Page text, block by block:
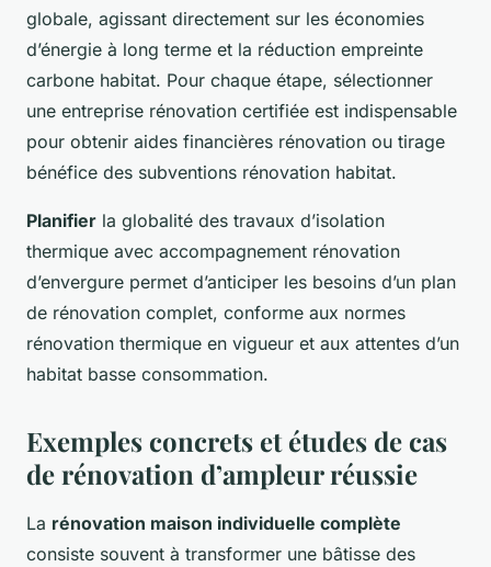
globale, agissant directement sur les économies
d’énergie à long terme et la réduction empreinte
carbone habitat. Pour chaque étape, sélectionner
une entreprise rénovation certifiée est indispensable
pour obtenir aides financières rénovation ou tirage
bénéfice des subventions rénovation habitat.
Planifier la globalité des travaux d’isolation
thermique avec accompagnement rénovation
d’envergure permet d’anticiper les besoins d’un plan
de rénovation complet, conforme aux normes
rénovation thermique en vigueur et aux attentes d’un
habitat basse consommation.
Exemples concrets et études de cas
de rénovation d’ampleur réussie
La rénovation maison individuelle complète
consiste souvent à transformer une bâtisse des